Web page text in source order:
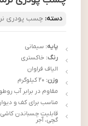
دسته: چسب پودری
پایه: سیمانی
رنگ: خاکستری
الیاف فراوان
وزن:
مقاوم در برابر آب
مناسب برای کف و دیوار
قابلیت چسباندن
گچی، آجر